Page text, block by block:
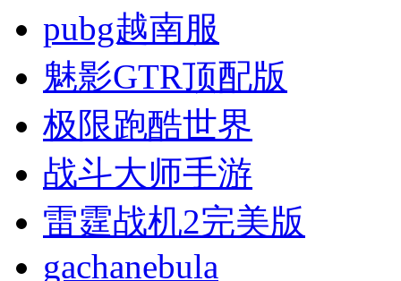
pubg越南服
魅影GTR顶配版
极限跑酷世界
战斗大师手游
雷霆战机2完美版
gachanebula